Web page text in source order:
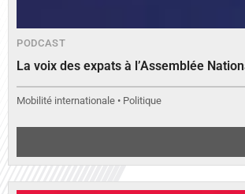
PODCAST
La voix des expats à l’Assemblée
Mobilité internationale • Politique